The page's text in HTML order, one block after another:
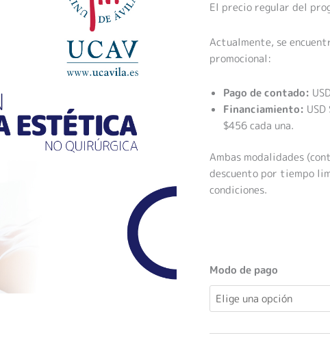
El precio regular del
Actualmente, se
promocional:
Pago de contado:
Financiamiento:
$456 cada una.
Ambas modalidades
descuento por tiempo
condiciones.
Modo de pago
Ávila